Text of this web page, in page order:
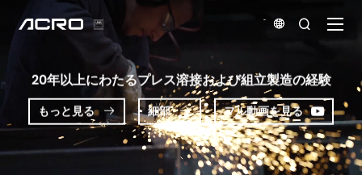
 
20年以上にわたるプレス溶接および組立製造の経験
もっと見る  細部  フル動画を見る